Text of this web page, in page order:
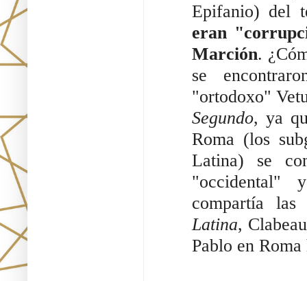
Epifanio) del
eran
Marción.
se
"ortodoxo"
Segundo, ya
Roma (los
Latina) se
"occidental"
compartía
Latina,
Pablo en